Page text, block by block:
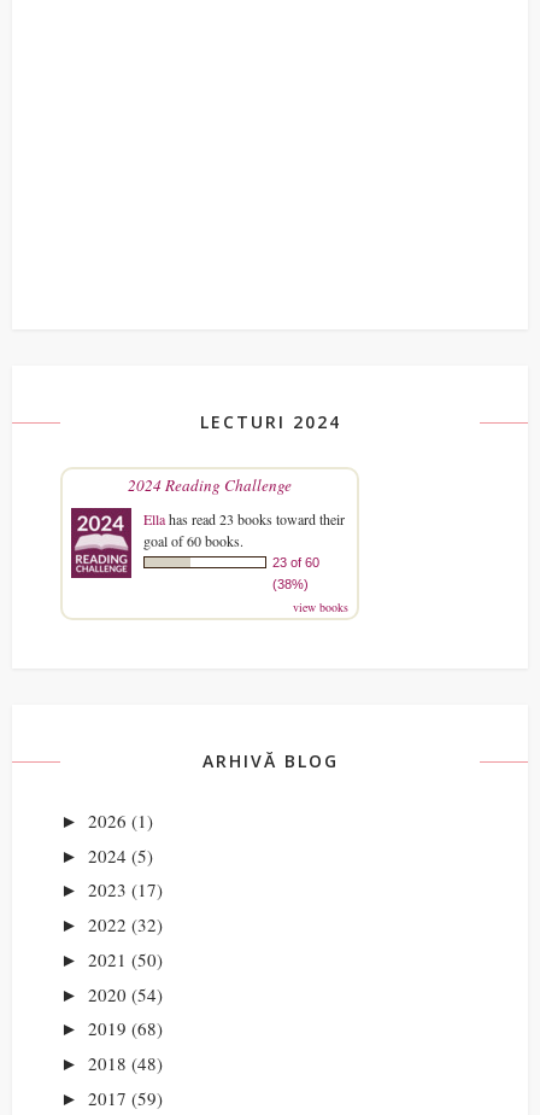
LECTURI 2024
2024 Reading Challenge
Ellahas read 23 books toward their
goal of 60 books.
23 of 60
(38%)
view books
ARHIVĂ BLOG
► 2026 (1)
► 2024 (5)
► 2023 (17)
► 2022 (32)
► 2021 (50)
► 2020 (54)
► 2019 (68)
► 2018 (48)
► 2017 (59)